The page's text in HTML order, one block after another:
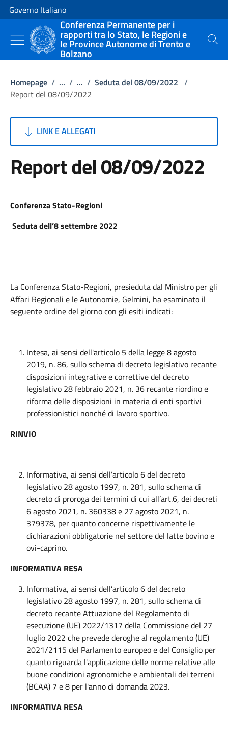
Vai al contenuto
Vai alla navigazione del sito
Governo Italiano
Conferenza Permanente per i
rapporti tra lo Stato, le Regioni e
le Province Autonome di Trento e
Bolzano
Cerca
Homepage / ... / ... / Seduta del 08/09/2022 /
Report del 08/09/2022
LINK E ALLEGATI
Report del 08/09/2022
Conferenza Stato-Regioni
Seduta dell’8 settembre 2022
La Conferenza Stato-Regioni, presieduta dal Ministro per gli
Affari Regionali e le Autonomie, Gelmini, ha esaminato il
seguente ordine del giorno con gli esiti indicati:
Intesa, ai sensi dell'articolo 5 della legge 8 agosto
2019, n. 86, sullo schema di decreto legislativo recante
disposizioni integrative e correttive del decreto
legislativo 28 febbraio 2021, n. 36 recante riordino e
riforma delle disposizioni in materia di enti sportivi
professionistici nonché di lavoro sportivo.
RINVIO
Informativa, ai sensi dell’articolo 6 del decreto
legislativo 28 agosto 1997, n. 281, sullo schema di
decreto di proroga dei termini di cui all’art.6, dei decreti
6 agosto 2021, n. 360338 e 27 agosto 2021, n.
379378, per quanto concerne rispettivamente le
dichiarazioni obbligatorie nel settore del latte bovino e
ovi-caprino.
INFORMATIVA RESA
Informativa, ai sensi dell’articolo 6 del decreto
legislativo 28 agosto 1997, n. 281, sullo schema di
decreto recante Attuazione del Regolamento di
esecuzione (UE) 2022/1317 della Commissione del 27
luglio 2022 che prevede deroghe al regolamento (UE)
2021/2115 del Parlamento europeo e del Consiglio per
quanto riguarda l'applicazione delle norme relative alle
buone condizioni agronomiche e ambientali dei terreni
(BCAA) 7 e 8 per l'anno di domanda 2023.
INFORMATIVA RESA